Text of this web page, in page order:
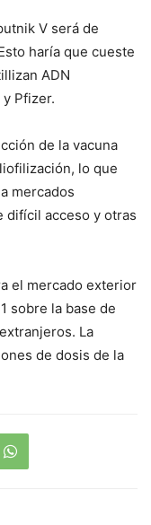
V será de
haría que cueste
ADN
Pfizer.
de la vacuna
lo que
mercados
difícil acceso y otras
el mercado exterior
sobre la base de
La
de dosis de la